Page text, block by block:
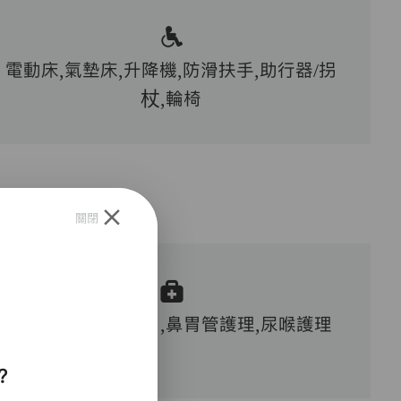
電動床,氣墊床,升降機,防滑扶手,助行器/拐
杖,輪椅
胰島素注射,洗傷口,鼻胃管護理,尿喉護理
關閉